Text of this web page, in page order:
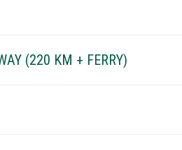
(220 KM + FERRY)